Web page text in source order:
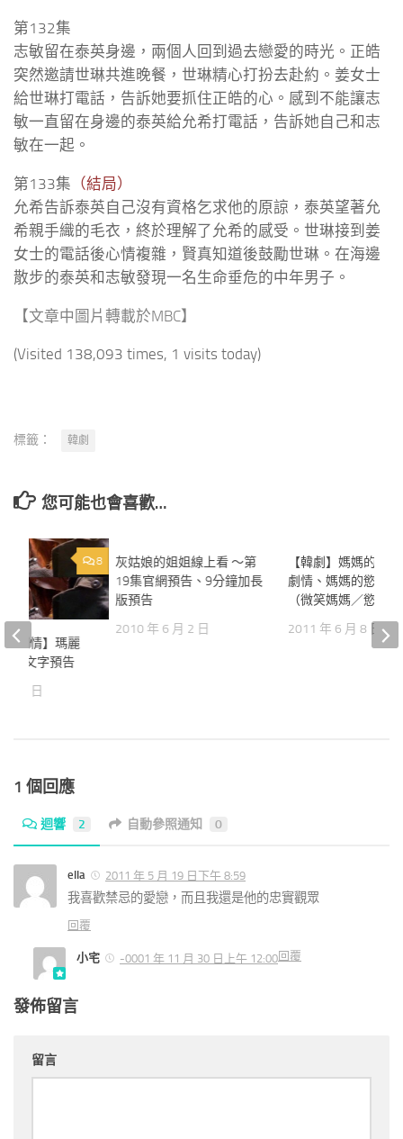
第132集
志敏留在泰英身邊，兩個人回到過去戀愛的時光。正皓
突然邀請世琳共進晚餐，世琳精心打扮去赴約。姜女士
給世琳打電話，告訴她要抓住正皓的心。感到不能讓志
敏一直留在身邊的泰英給允希打電話，告訴她自己和志
敏在一起。
第133集 （結局）
允希告訴泰英自己沒有資格乞求他的原諒，泰英望著允
希親手織的毛衣，終於理解了允希的感受。世琳接到姜
女士的電話後心情複雜，賢真知道後鼓勵世琳。在海邊
散步的泰英和志敏發現一名生命垂危的中年男子。
【文章中圖片轉載於MBC】
(Visited 138,093 times, 1 visits today)
標籤： 韓劇
您可能也會喜歡…
灰姑娘的姐姐線上看 ～第
19集官網預告、9分鐘加長
版預告
2010 年 6 月 2 日
【韓劇】媽媽的慾
劇情、媽媽的慾望
（微笑媽媽／慾望
2011 年 6 月 8 日
8
中劇情】瑪麗
9集文字預告
月 7 日
1 個回應
迴響 2 自動參照通知 0
ella 2011 年 5 月 19 日下午 8:59
我喜歡禁忌的愛戀，而且我還是他的忠實觀眾
回覆
小宅 -0001 年 11 月 30 日上午 12:00回覆
發佈留言
留言